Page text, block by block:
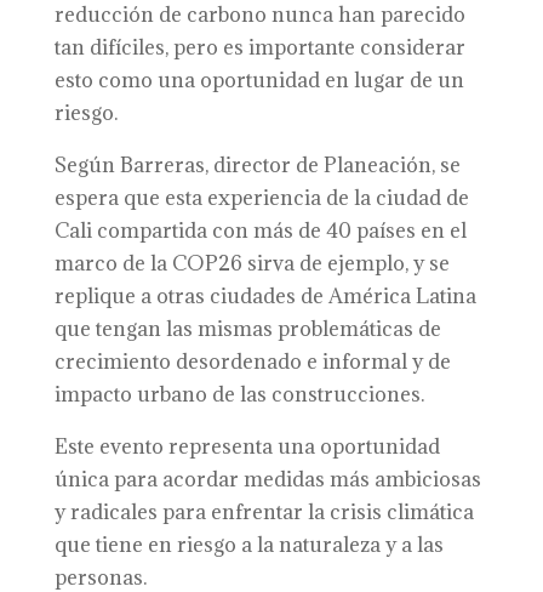
reducción de carbono nunca han parecido
tan difíciles, pero es importante considerar
esto como una oportunidad en lugar de un
riesgo.
Según Barreras, director de Planeación, se
espera que esta experiencia de la ciudad de
Cali compartida con más de 40 países en el
marco de la COP26 sirva de ejemplo, y se
replique a otras ciudades de América Latina
que tengan las mismas problemáticas de
crecimiento desordenado e informal y de
impacto urbano de las construcciones.
Este evento representa una oportunidad
única para acordar medidas más ambiciosas
y radicales para enfrentar la crisis climática
que tiene en riesgo a la naturaleza y a las
personas.